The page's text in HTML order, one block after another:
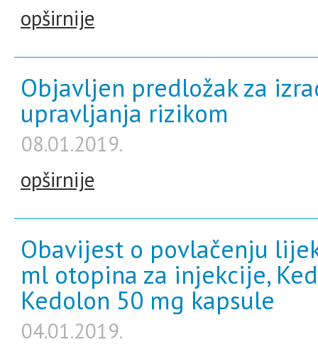
opširnije
Objavljen predložak za
upravljanja rizikom
08.01.2019.
opširnije
Obavijest o povlačenju
ml otopina za injekcije,
Kedolon 50 mg kapsule
04.01.2019.